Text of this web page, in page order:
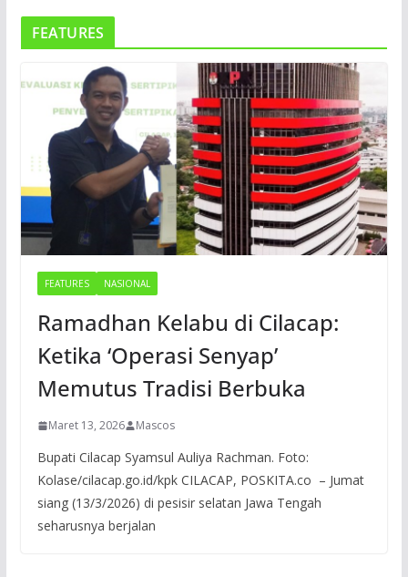
FEATURES
FEATURES NASIONAL
Ramadhan Kelabu di Cilacap:
Ketika ‘Operasi Senyap’
Memutus Tradisi Berbuka
Maret 13, 2026 Mascos
Bupati Cilacap Syamsul Auliya Rachman. Foto:
Kolase/cilacap.go.id/kpk CILACAP, POSKITA.co – Jumat
siang (13/3/2026) di pesisir selatan Jawa Tengah
seharusnya berjalan